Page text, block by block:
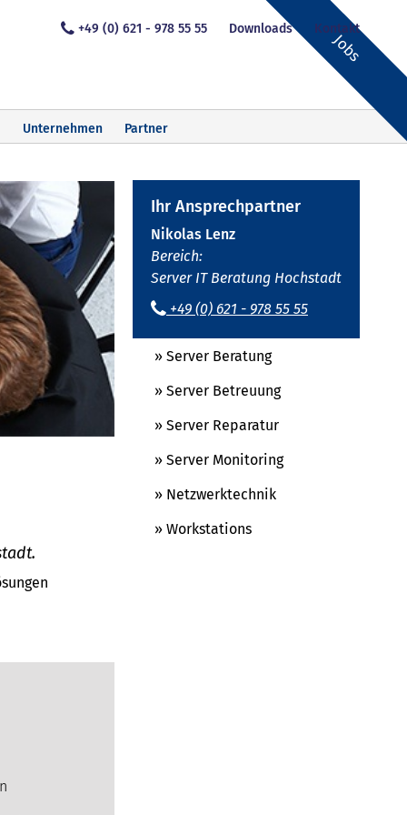
Jobs
+49 (0) 621 - 978 55 55 Downloads Kontakt
Unternehmen Partner
Ihr Ansprechpartner
Nikolas Lenz
Bereich:
Server IT Beratung Hochstadt
+49 (0) 621 - 978 55 55
» Server Beratung
» Server Betreuung
» Server Reparatur
» Server Monitoring
» Netzwerktechnik
» Workstations